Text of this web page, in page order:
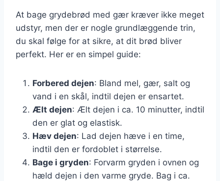
At bage grydebrød med gær kræver ikke meget
udstyr, men der er nogle grundlæggende trin,
du skal følge for at sikre, at dit brød bliver
perfekt. Her er en simpel guide:
Forbered dejen: Bland mel, gær, salt og
vand i en skål, indtil dejen er ensartet.
Ælt dejen: Ælt dejen i ca. 10 minutter, indtil
den er glat og elastisk.
Hæv dejen: Lad dejen hæve i en time,
indtil den er fordoblet i størrelse.
Bage i gryden: Forvarm gryden i ovnen og
hæld dejen i den varme gryde. Bag i ca.